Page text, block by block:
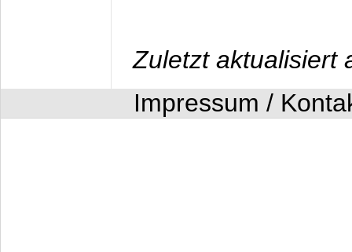
Zuletzt aktualisiert
Impressum /